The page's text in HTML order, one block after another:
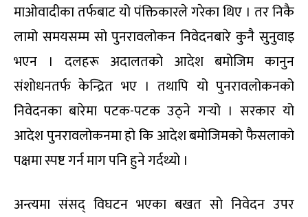
माओवादीका तर्फबाट यो पंक्तिकारले गरेका थिए । तर निकै
लामो समयसम्म सो पुनरावलोकन निवेदनबारे कुनै सुनुवाइ
भएन । दलहरू अदालतको आदेश बमोजिम कानुन
संशोधनतर्फ केन्द्रित भए । तथापि यो पुनरावलोकनको
निवेदनका बारेमा पटक-पटक उठ्ने गर्‍यो । सरकार यो
आदेश पुनरावलोकनमा हो कि आदेश बमोजिमको फैसलाको
पक्षमा स्पष्ट गर्न माग पनि हुने गर्दथ्यो ।
अन्त्यमा संसद् विघटन भएका बखत सो निवेदन उपर